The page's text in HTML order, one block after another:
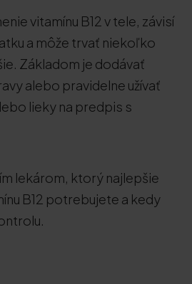
vitamínu B12 v tele, závisí
a môže trvať niekoľko
Základom je dodávať
alebo pravidelne užívať
lieky na predpis s
lekárom, ktorý najlepšie
B12 potrebujete a kedy